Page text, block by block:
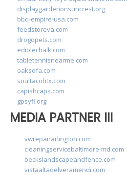
displaygardenonsuncrest.org
bbq-empire-usa.com
feedstoreva.com
drogopets.com
ediblechalk.com
tabletennisnearme.com
oaksofa.com
soultacohtx.com
capishcaps.com
gpsyfl.org
MEDIA PARTNER III
vwrepairarlington.com
cleaningservicebaltimore-md.com
beckslandscapeandfence.com
vistaaltadelveramendi.com